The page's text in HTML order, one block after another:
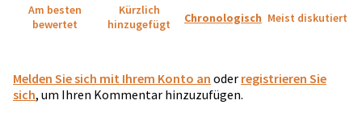
Am besten
bewertet
Kürzlich
hinzugefügt
Chronologisch Meist diskutiert
Melden Sie sich mit Ihrem Konto an oder registrieren Sie
sich, um Ihren Kommentar hinzuzufügen.